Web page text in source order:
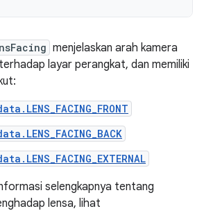
menjelaskan arah kamera
layar perangkat, dan memiliki
selengkapnya tentang
lensa, lihat